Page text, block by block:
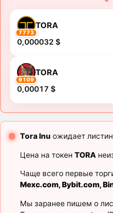
7773
TORA
0,000032 $
9109
TORA
0,00017 $
Tora Inu ожидает
Цена на токен TORA
Чаще всего первые
Mexc.com,Bybit.com,
Мы заранее пишем о